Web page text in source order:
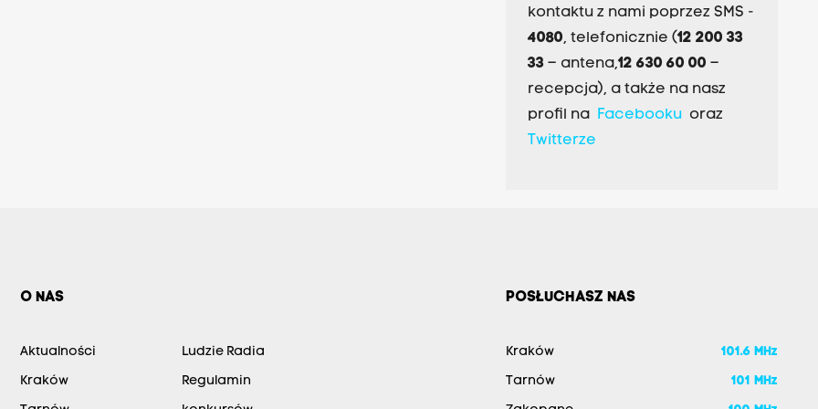
kontaktu z nami poprzez SMS -
4080, telefonicznie (12 200 33
33– antena,12 630 60 00 –
recepcja), a także na nasz
profil na Facebookuoraz
Twitterze
O NAS
Aktualności
Kraków
Ludzie Radia
Regulamin
POSŁUCHASZ NAS
Kraków 101.6 MHz
Tarnów 101 MHz